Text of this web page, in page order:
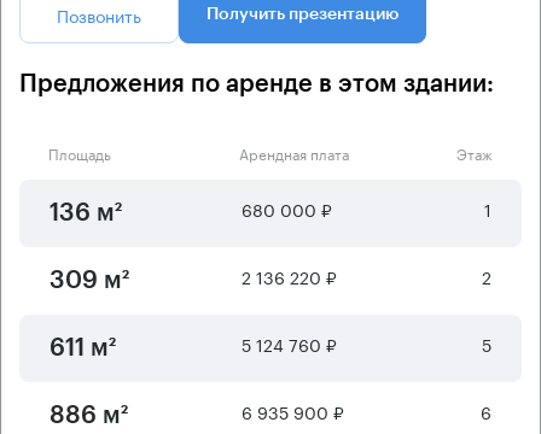
Позвонить Получить презентацию
Предложения по аренде в этом здании:
Площадь Арендная плата Этаж
136 м² 680 000 ₽ 1
309 м² 2 136 220 ₽ 2
611 м² 5 124 760 ₽ 5
886 м² 6 935 900 ₽ 6